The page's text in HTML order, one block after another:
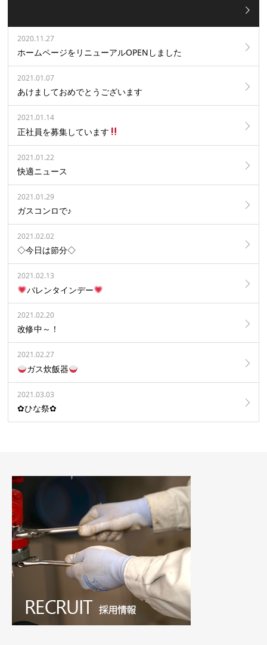
2020.11.27
ホームページをリニューアルOPENしました
2021.01.07
あけましておめでとうございます
2021.01.14
正社員を募集しています
2021.01.22
快適ニュース
2021.01.29
ガスコンロで♪
2021.02.02
◇今日は節分◇
2021.02.13
バレンタインデー
2021.02.20
改修中～！
2021.02.27
ガス炊飯器
2021.03.03
✿ひな祭✿